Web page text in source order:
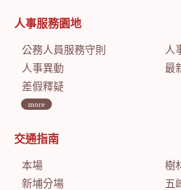
人事服務園地
公務人員服務守則
人
人事異動
最
差假釋疑
more
交通指南
本場
樹
新埔分場
五